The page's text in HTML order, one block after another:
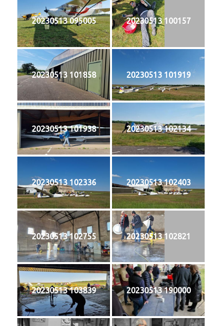
20230513 095005 20230513 100157
20230513 101858 20230513 101919
20230513 101938 20230513 102134
20230513 102336 20230513 102403
20230513 102755 20230513 102821
20230513 103839 20230513 190000